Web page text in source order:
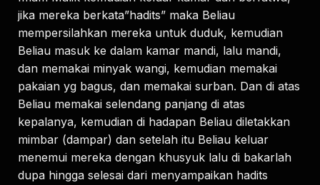
jika mereka berkata”hadits” maka Beliau
mempersilahkan mereka untuk duduk, kemudian
Beliau masuk ke dalam kamar mandi, lalu mandi,
dan memakai minyak wangi, kemudian memakai
pakaian yg bagus, dan memakai surban. Dan di atas
Beliau memakai selendang panjang di atas
kepalanya, kemudian di hadapan Beliau diletakkan
mimbar (dampar) dan setelah itu Beliau keluar
menemui mereka dengan khusyuk lalu di bakarlah
dupa hingga selesai dari menyampaikan hadits